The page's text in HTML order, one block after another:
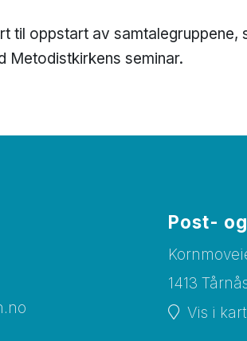
til oppstart av samtalegruppene,
Metodistkirkens seminar.
Post-
1413
Vis i kart